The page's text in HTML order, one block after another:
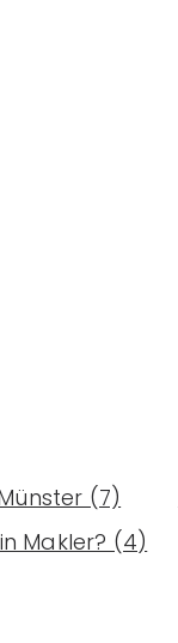
(7)
Makler? (4)